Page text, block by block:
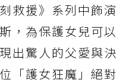
救援》系列中飾演
，為保護女兒可以
出驚人的父愛與決
「護女狂魔」絕對